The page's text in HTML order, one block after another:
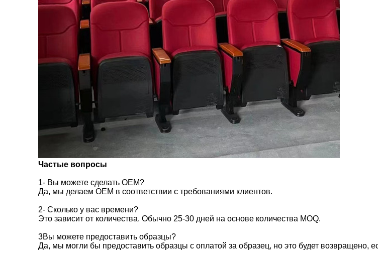
Частые вопросы
1- Вы можете сделать OEM?
Да, мы делаем OEM в соответствии с требованиями клиентов.
2- Сколько у вас времени?
Это зависит от количества. Обычно 25-30 дней на основе количества MOQ.
3Вы можете предоставить образцы?
Да, мы могли бы предоставить образцы с оплатой за образец, но это будет возвращено,